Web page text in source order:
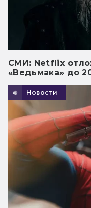
СМИ: Netflix
«Ведьмака» до
Новости